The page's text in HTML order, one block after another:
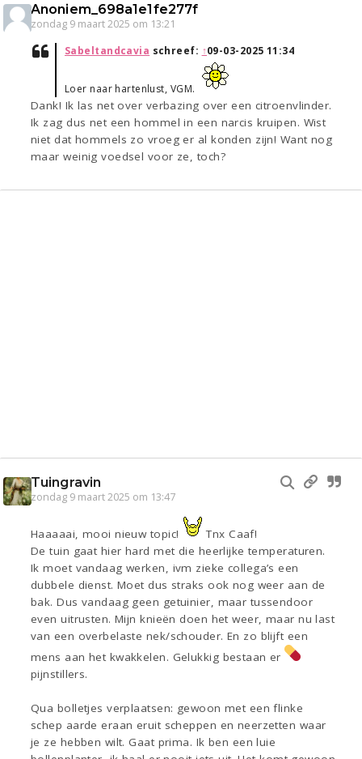
Anoniem_698a1e1fe277f
zondag 9 maart 2025 om 13:21
Sabeltandcavia schreef: ↑09-03-2025 11:34
Loer naar hartenlust, VGM.
Dank! Ik las net over verbazing over een citroenvlinder.
Ik zag dus net een hommel in een narcis kruipen. Wist
niet dat hommels zo vroeg er al konden zijn! Want nog
maar weinig voedsel voor ze, toch?
Tuingravin
zondag 9 maart 2025 om 13:47
Haaaaai, mooi nieuw topic!
Tnx Caaf!
De tuin gaat hier hard met die heerlijke temperaturen.
Ik moet vandaag werken, ivm zieke collega’s een
dubbele dienst. Moet dus straks ook nog weer aan de
bak. Dus vandaag geen getuinier, maar tussendoor
even uitrusten. Mijn knieën doen het weer, maar nu last
van een overbelaste nek/schouder. En zo blijft een
mens aan het kwakkelen. Gelukkig bestaan er
pijnstillers.
Qua bolletjes verplaatsen: gewoon met een flinke
schep aarde eraan eruit scheppen en neerzetten waar
je ze hebben wilt. Gaat prima. Ik ben een luie